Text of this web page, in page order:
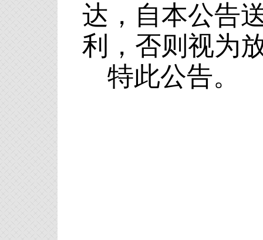
达，自本公告
利，否则视为
特此公告。